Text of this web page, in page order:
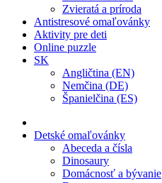
Zvieratá a príroda
Antistresové omaľovánky
Aktivity pre deti
Online puzzle
SK
Angličtina (EN)
Nemčina (DE)
Španielčina (ES)
Detské omaľovánky
Abeceda a čísla
Dinosaury
Domácnosť a bývanie